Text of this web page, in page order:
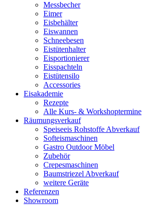
Messbecher
Eimer
Eisbehälter
Eiswannen
Schneebesen
Eistütenhalter
Eisportionierer
Eisspachteln
Eistütensilo
Accessories
Eisakademie
Rezepte
Alle Kurs- & Workshoptermine
Räumungsverkauf
Speiseeis Rohstoffe Abverkauf
Softeismaschinen
Gastro Outdoor Möbel
Zubehör
Crepesmaschinen
Baumstriezel Abverkauf
weitere Geräte
Referenzen
Showroom